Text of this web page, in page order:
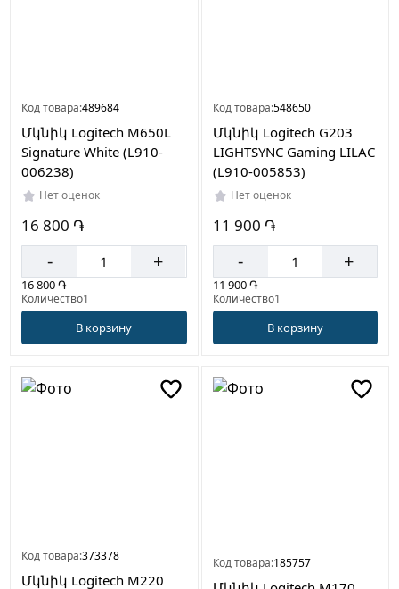
Код товара:489684
Մկնիկ Logitech M650L
Signature White (L910-
006238)
Нет оценок
16 800 ֏
- +
16 800 ֏
Количество1
В корзину
Код товара:548650
Մկնիկ Logitech G203
LIGHTSYNC Gaming LILAC
(L910-005853)
Нет оценок
11 900 ֏
- +
11 900 ֏
Количество1
В корзину
Код товара:373378
Մկնիկ Logitech M220
Код товара:185757